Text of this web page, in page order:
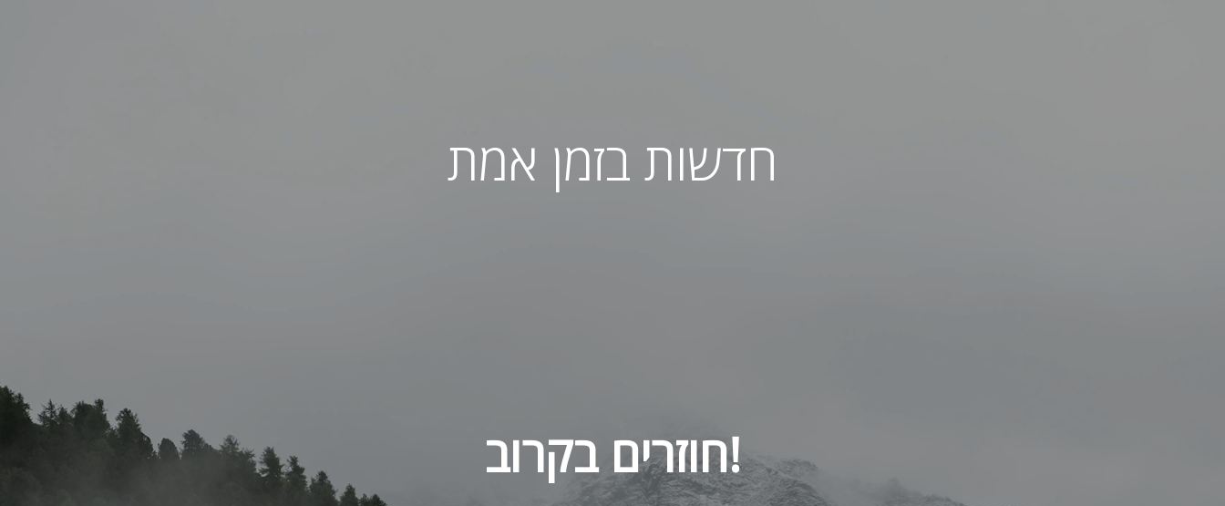
חדשות בזמן אמת
חוזרים בקרוב!